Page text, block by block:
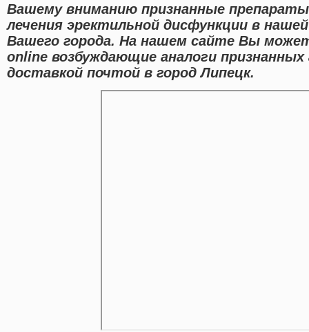
Вашему вниманию признанные
лечения эректильной дисфункции в
Вашего города. На нашем сайте Вы
online возбуждающие аналоги
доставкой почтой в город Липецк.